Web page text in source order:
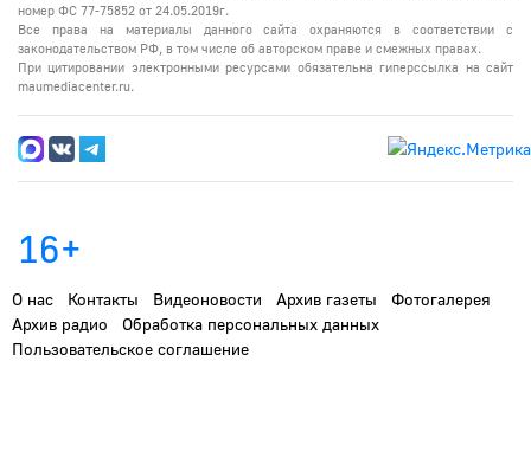
номер ФС 77-75852 от 24.05.2019г.
Все права на материалы данного сайта охраняются в соответствии с
законодательством РФ, в том числе об авторском праве и смежных правах.
При цитировании электронными ресурсами обязательна гиперссылка на сайт
maumediacenter.ru.
16+
О нас Контакты Видеоновости Архив газеты
Фотогалерея
Архив радио
Обработка персональных данных
Пользовательское соглашение